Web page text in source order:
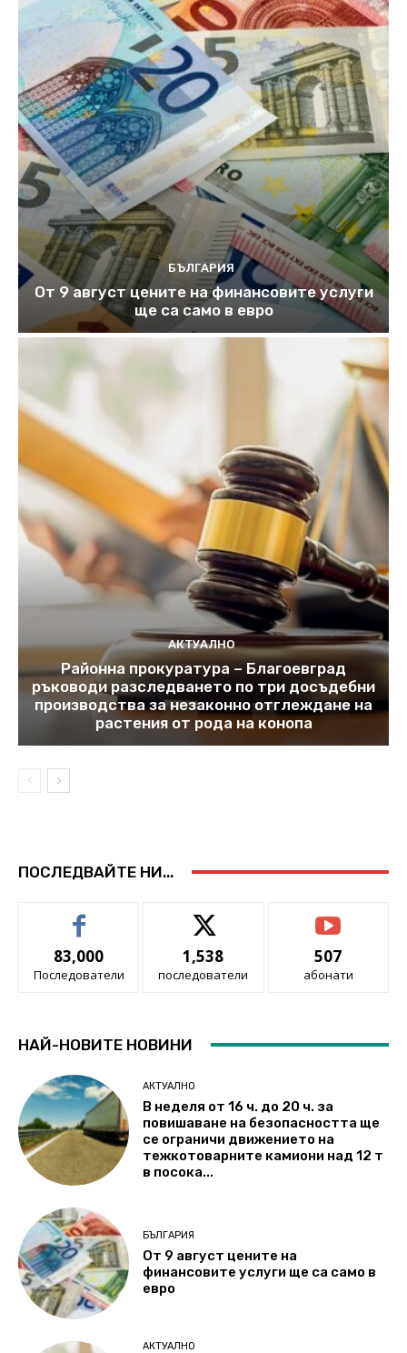
БЪЛГАРИЯ
От 9 август цените на финансовите услуги
ще са само в евро
АКТУАЛНО
Районна прокуратура – Благоевград
ръководи разследването по три досъдебни
производства за незаконно отглеждане на
растения от рода на конопа
ПОСЛЕДВАЙТЕ НИ...
83,000
Последователи
1,538
последователи
507
абонати
НАЙ-НОВИТЕ НОВИНИ
АКТУАЛНО
В неделя от 16 ч. до 20 ч. за
повишаване на безопасността ще
се ограничи движението на
тежкотоварните камиони над 12 т
в посока...
БЪЛГАРИЯ
От 9 август цените на
финансовите услуги ще са само в
евро
АКТУАЛНО